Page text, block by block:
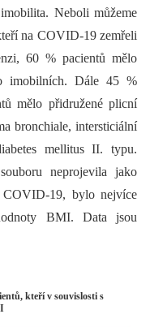
Neboli můžeme
na COVID-19 zemřeli
60 % pacientů mělo
imobilních. Dále 45 %
mělo přidružené plicní
bronchiale, intersticiální
mellitus II. typu.
neprojevila jako
COVID-19, bylo nejvíce
BMI. Data jsou
kteří v souvislosti s